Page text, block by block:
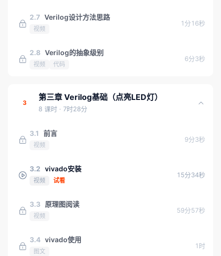
2.7 Verilog设计方法思路
视频
1分16秒
2.8 Verilog的抽象级别
视频 代码
6分3秒
3
第三章 Verilog基础（点亮LED灯）
8 课时 · 7时28分
3.1 前言
视频
9分3秒
3.2 vivado安装
视频 试看
15分34秒
3.3 原理图阅读
视频
59分57秒
3.4 vivado使用
图文
1时